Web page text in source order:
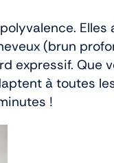
(brun
expressif. Que
à toutes
!